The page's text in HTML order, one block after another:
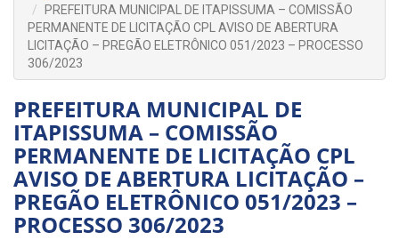
PREFEITURA MUNICIPAL DE ITAPISSUMA – COMISSÃO
PERMANENTE DE LICITAÇÃO CPL AVISO DE ABERTURA
LICITAÇÃO – PREGÃO ELETRÔNICO 051/2023 – PROCESSO
306/2023
PREFEITURA MUNICIPAL DE
ITAPISSUMA – COMISSÃO
PERMANENTE DE LICITAÇÃO CPL
AVISO DE ABERTURA LICITAÇÃO –
PREGÃO ELETRÔNICO 051/2023 –
PROCESSO 306/2023